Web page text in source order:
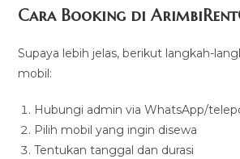
Cara Booking di
Supaya lebih jelas, berikut langkah-
mobil:
Hubungi admin via WhatsApp/
Pilih mobil yang ingin disewa
Tentukan tanggal dan durasi